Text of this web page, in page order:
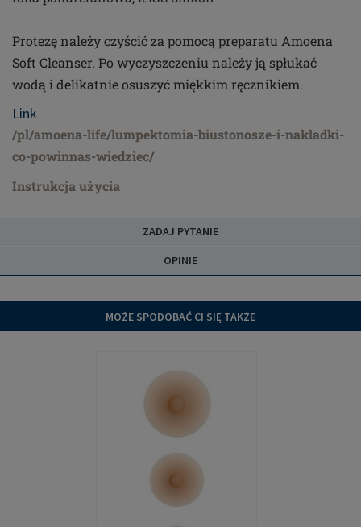
Protezę należy czyścić za pomocą preparatu Amoena
Soft Cleanser. Po wyczyszczeniu należy ją spłukać
wodą i delikatnie osuszyć miękkim ręcznikiem.
Link
/pl/amoena-life/lumpektomia-biustonosze-i-nakladki-
co-powinnas-wiedziec/
Instrukcja użycia
ZADAJ PYTANIE
OPINIE
MOŻE SPODOBAĆ CI SIĘ TAKŻE